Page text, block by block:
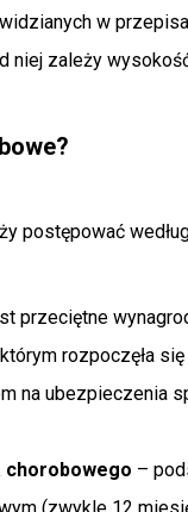
w
zależy
postępować
przeciętne
rozpoczęła
na ubezpieczenia
chorobowego –